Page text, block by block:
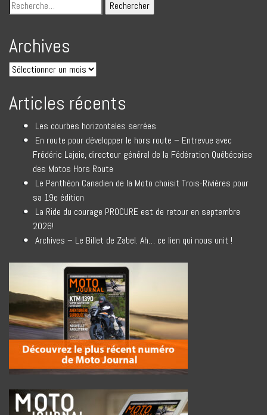
Archives
Articles récents
Les courbes horizontales serrées
En route pour développer le hors route – Entrevue avec
Frédéric Lajoie, directeur général de la Fédération Québécoise
des Motos Hors Route
Le Panthéon Canadien de la Moto choisit Trois-Rivières pour
sa 19e édition
La Ride du courage PROCURE est de retour en septembre
2026!
Archives – Le Billet de Zabel. Ah… ce lien qui nous unit !